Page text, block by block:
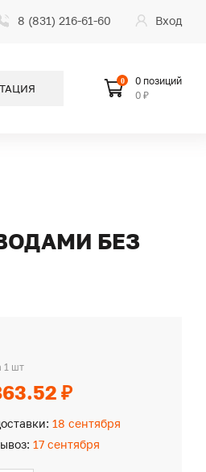
8 (831) 216-61-60 Вход
0
0 позиций
0 ₽
БЕЗ
1 шт
₽
18 сентября
17 сентября